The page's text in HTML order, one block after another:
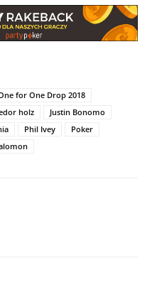
for One Drop 2018
holz
Justin Bonomo
Phil Ivey
Poker